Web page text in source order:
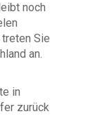
noch
Sie
an.
in
zurück